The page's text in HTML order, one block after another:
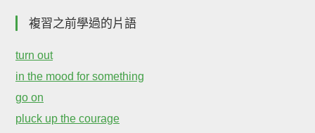
複習之前學過的片語
turn out
in the mood for something
go on
pluck up the courage